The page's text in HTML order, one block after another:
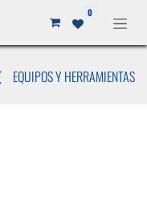
0
EQUIPOS Y HERRAMIENTAS